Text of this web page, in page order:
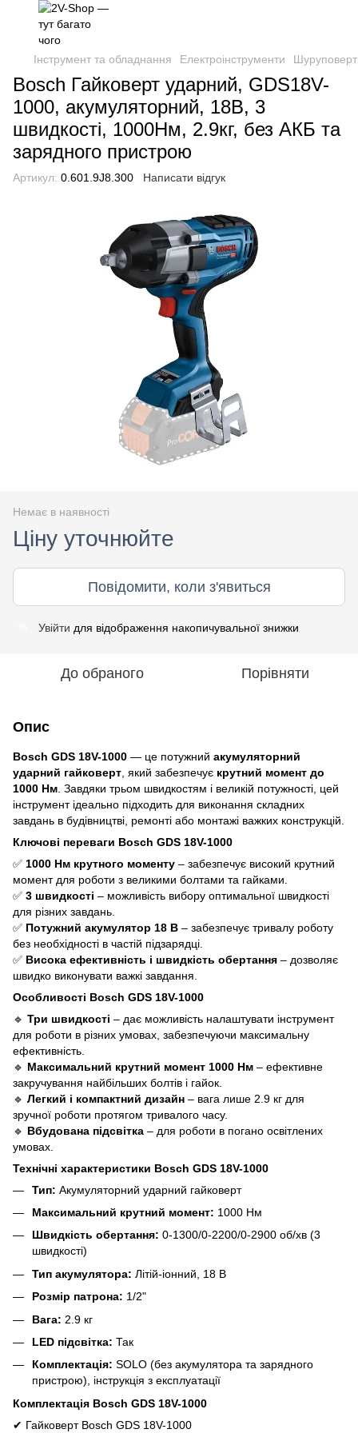
Інструмент та обладнання Електроінструменти
Bosch Гайковерт ударний, GDS18V-
1000, акумуляторний, 18В, 3
швидкості, 1000Нм, 2.9кг, без АКБ та
зарядного пристрою
Артикул: 0.601.9J8.300 Написати відгук
Немає в наявності
Ціну уточнюйте
Повідомити, коли з'явиться
Увійти для відображення накопичувальної знижки
До обраного Порівняти
Опис
Bosch GDS 18V-1000 — це потужний акумуляторний
ударний гайковерт , який забезпечує крутний момент до
1000 Нм . Завдяки трьом швидкостям і великій потужності, цей
інструмент ідеально підходить для виконання складних
завдань в будівництві, ремонті або монтажі важких конструкцій.
Ключові переваги Bosch GDS 18V-1000
✅ 1000 Нм крутного моменту – забезпечує високий крутний
момент для роботи з великими болтами та гайками.
✅ 3 швидкості – можливість вибору оптимальної швидкості
для різних завдань.
✅ Потужний акумулятор 18 В – забезпечує тривалу роботу
без необхідності в частій підзарядці.
✅ Висока ефективність і швидкість обертання – дозволяє
швидко виконувати важкі завдання.
Особливості Bosch GDS 18V-1000
🔹 Три швидкості – дає можливість налаштувати інструмент
для роботи в різних умовах, забезпечуючи максимальну
ефективність.
🔹 Максимальний крутний момент 1000 Нм – ефективне
закручування найбільших болтів і гайок.
🔹 Легкий і компактний дизайн – вага лише 2.9 кг для
зручної роботи протягом тривалого часу.
🔹 Вбудована підсвітка – для роботи в погано освітлених
умовах.
Технічні характеристики Bosch GDS 18V-1000
Тип: Акумуляторний ударний гайковерт
Максимальний крутний момент: 1000 Нм
Швидкість обертання: 0-1300/0-2200/0-2900 об/хв (3
швидкості)
Тип акумулятора: Літій-іонний, 18 В
Розмір патрона: 1/2"
Вага: 2.9 кг
LED підсвітка: Так
Комплектація: SOLO (без акумулятора та зарядного
пристрою), інструкція з експлуатації
Комплектація Bosch GDS 18V-1000
✔ Гайковерт Bosch GDS 18V-1000